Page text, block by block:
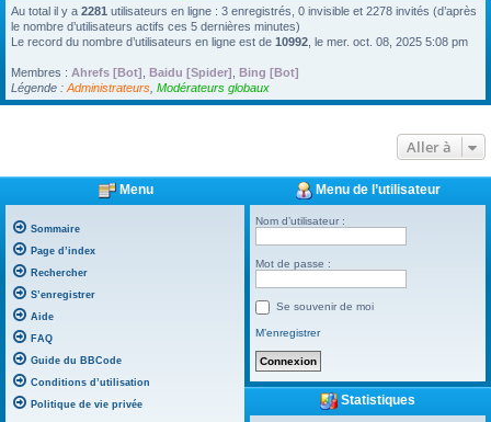
Au total il y a 2281 utilisateurs en ligne : 3 enregistrés, 0 invisible et 2278 invités (d’après
le nombre d’utilisateurs actifs ces 5 dernières minutes)
Le record du nombre d’utilisateurs en ligne est de 10992 , le mer. oct. 08, 2025 5:08 pm
Membres : Ahrefs [Bot] Baidu [Spider] Bing [Bot]
Légende : Administrateurs Modérateurs globaux
Aller à
Menu
Sommaire
Page d’index
Rechercher
S’enregistrer
Aide
FAQ
Guide du BBCode
Conditions d’utilisation
Politique de vie privée
Menu de l’utilisateur
Nom d’utilisateur :
Mot de passe :
Se souvenir de moi
M’enregistrer
Statistiques